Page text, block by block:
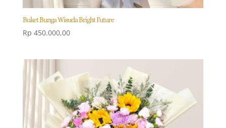
Buket Bunga Wisuda Bright Future
Rp 450.000,00